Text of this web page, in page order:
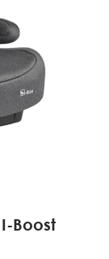
Boost